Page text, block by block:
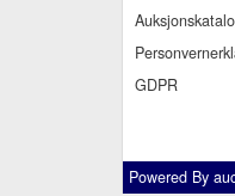
GDPR
Powered By